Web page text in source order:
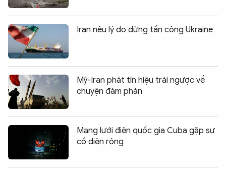
Iran nêu lý do dừng tấn công Ukraine
Mỹ-Iran phát tín hiệu trái ngược về
chuyện đàm phán
Mạng lưới điện quốc gia Cuba gặp sự
cố diện rộng